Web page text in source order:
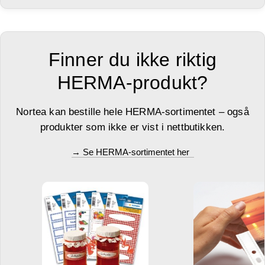
Finner du ikke riktig
HERMA-produkt?
Nortea kan bestille hele HERMA-sortimentet – også
produkter som ikke er vist i nettbutikken.
→ Se HERMA-sortimentet her